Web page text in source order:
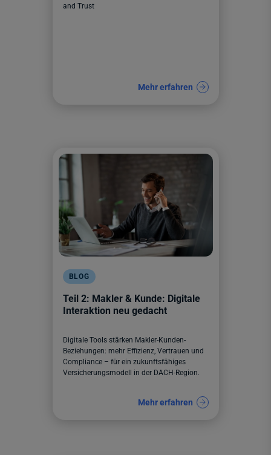
and Trust
Mehr erfahren
BLOG
Teil 2: Makler & Kunde: Digitale
Interaktion neu gedacht
Digitale Tools stärken Makler-Kunden-
Beziehungen: mehr Effizienz, Vertrauen und
Compliance – für ein zukunftsfähiges
Versicherungsmodell in der DACH-Region.
Mehr erfahren